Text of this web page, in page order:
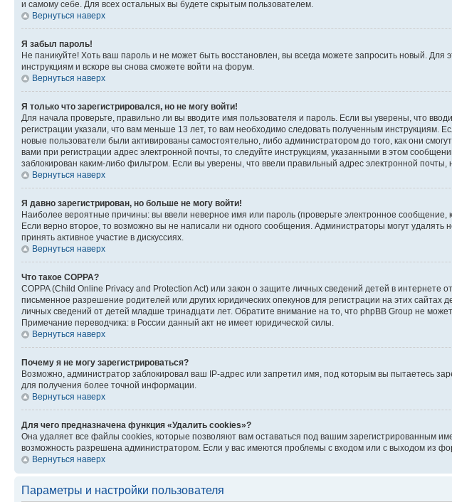
и самому себе. Для всех остальных вы будете скрытым пользователем.
Вернуться наверх
Я забыл пароль!
Не паникуйте! Хоть ваш пароль и не может быть восстановлен, вы всегда можете запросить новый.
инструкциям и вскоре вы снова сможете войти на форум.
Вернуться наверх
Я только что зарегистрировался, но не могу войти!
Для начала проверьте, правильно ли вы вводите имя пользователя и пароль. Если вы уверены, что
регистрации указали, что вам меньше 13 лет, то вам необходимо следовать полученным инструкциям.
новые пользователи были активированы самостоятельно, либо администратором до того, как они
вами при регистрации адрес электронной почты, то следуйте инструкциям, указанными в этом
заблокирован каким-либо фильтром. Если вы уверены, что ввели правильный адрес электронной
Вернуться наверх
Я давно зарегистрирован, но больше не могу войти!
Наиболее вероятные причины: вы ввели неверное имя или пароль (проверьте электронное
Если верно второе, то возможно вы не написали ни одного сообщения. Администраторы могут
принять активное участие в дискуссиях.
Вернуться наверх
Что такое COPPA?
COPPA (Child Online Privacy and Protection Act) или закон о защите личных сведений детей в
письменное разрешение родителей или других юридических опекунов для регистрации на этих
личных сведений от детей младше тринадцати лет. Обратите внимание на то, что phpBB Group не
Примечание переводчика: в России данный акт не имеет юридической силы.
Вернуться наверх
Почему я не могу зарегистрироваться?
Возможно, администратор заблокировал ваш IP-адрес или запретил имя, под которым вы пытаетесь
для получения более точной информации.
Вернуться наверх
Для чего предназначена функция «Удалить cookies»?
Она удаляет все файлы cookies, которые позволяют вам оставаться под вашим зарегистрированным
возможность разрешена администратором. Если у вас имеются проблемы с входом или с выходом из
Вернуться наверх
Параметры и настройки пользователя